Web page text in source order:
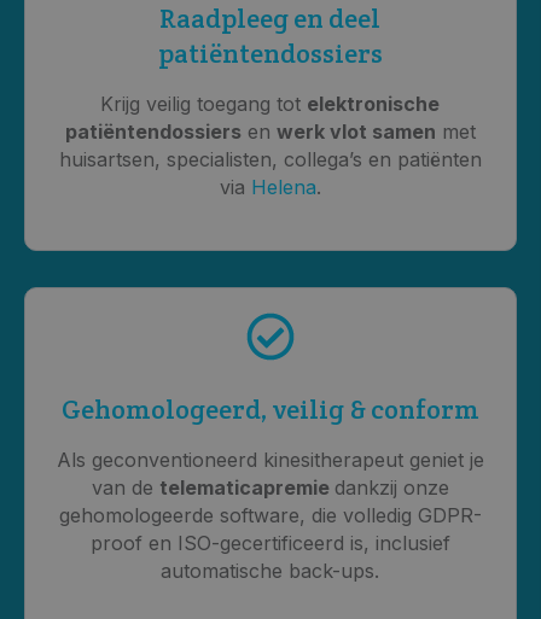
Raadpleeg en deel
patiëntendossiers
Krijg veilig toegang tot elektronische
patiëntendossiersen werk vlot samen met
huisartsen, specialisten, collega’s en patiënten
via Helena.
Gehomologeerd, veilig & conform
Als geconventioneerd kinesitherapeut geniet je
van de telematicapremie dankzij onze
gehomologeerde software, die volledig GDPR-
proof en ISO-gecertificeerd is, inclusief
automatische back-ups.